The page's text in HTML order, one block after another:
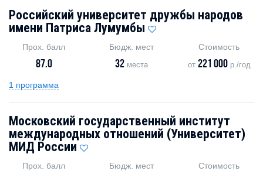
Российский университет дружбы народов
имени Патриса Лумумбы
Прох. балл
87.0
Бюдж. мест
32места
Стоимость
от 221 000р./год
1 программа
Московский государственный институт
международных отношений (Университет)
МИД России
Прох. балл Бюдж. мест Стоимость